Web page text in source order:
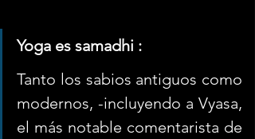
Yoga es samadhi :
Tanto los sabios antiguos como
modernos, -incluyendo a Vyasa,
el más notable comentarista de